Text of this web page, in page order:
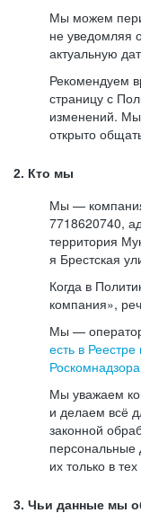
Мы можем
не уведомляя
актуальную
Рекомендуем
страницу с
изменений.
открыто
2. Кто мы
Мы —
7718620740,
территория
я Брестская
Когда в
компания»,
Мы —
есть в
Роскомнадзора
Мы уважаем
и делаем всё
законной
персональные
их только в
3. Чьи данные мы